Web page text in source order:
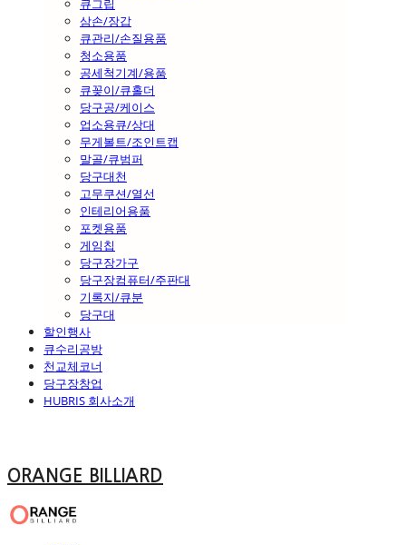
큐그립
삼손/장갑
큐관리/손질용품
청소용품
공세척기계/용품
큐꽂이/큐홀더
당구공/케이스
업소용큐/상대
무게볼트/조인트캡
말골/큐범퍼
당구대천
고무쿠션/열선
인테리어용품
포켓용품
게임칩
당구장가구
당구장컴퓨터/주판대
기록지/큐분
당구대
할인행사
큐수리공방
천교체코너
당구장창업
HUBRIS 회사소개
ORANGE BILLIARD